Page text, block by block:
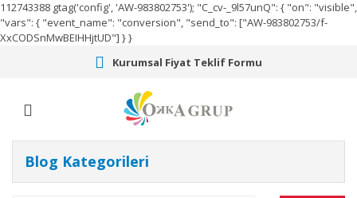
112743388 gtag('config', 'AW-983802753'); "C_cv-_9l57unQ": { "on": "visible",
"vars": { "event_name": "conversion", "send_to": ["AW-983802753/f-
XxCODSnMwBEIHHjtUD"] } }
Kurumsal Fiyat Teklif Formu
Blog Kategorileri